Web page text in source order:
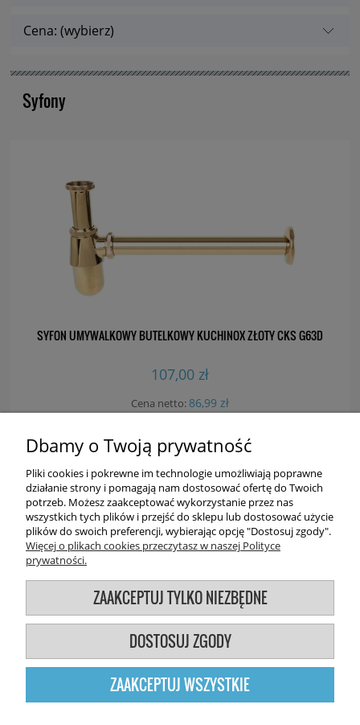
Cena: (wybierz)
Syfony
SYFON UMYWALKOWY BUTELKOWY KUCHINOX ZŁOTY CKS G63D
107,00 zł
Cena netto: 86,99 zł
DO KOSZYKA
Użytkowanie sklepu oznacza zgodę na wykorzystywanie plików
cookies. Szczegółowe informacje w regulaminie.
POKAŻ PEŁNĄ WERSJĘ STRONY
Sklep internetowy Shoper.pl
Dbamy o Twoją prywatność
Pliki cookies i pokrewne im technologie umożliwiają poprawne
działanie strony i pomagają nam dostosować ofertę do Twoich
potrzeb. Możesz zaakceptować wykorzystanie przez nas
wszystkich tych plików i przejść do sklepu lub dostosować użycie
plików do swoich preferencji, wybierając opcję "Dostosuj zgody".
Więcej o plikach cookies przeczytasz w naszej Polityce
prywatności.
ZAAKCEPTUJ TYLKO NIEZBĘDNE
DOSTOSUJ ZGODY
ZAAKCEPTUJ WSZYSTKIE